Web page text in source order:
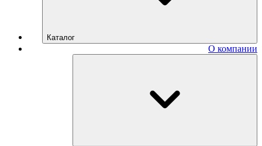
Каталог
О компании